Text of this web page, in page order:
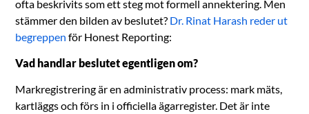
ofta beskrivits som ett steg mot formell annektering. Men
stämmer den bilden av beslutet? Dr. Rinat Harash reder ut
begreppen för Honest Reporting:
Vad handlar beslutet egentligen om?
Markregistrering är en administrativ process: mark mäts,
kartläggs och förs in i officiella ägarregister. Det är inte